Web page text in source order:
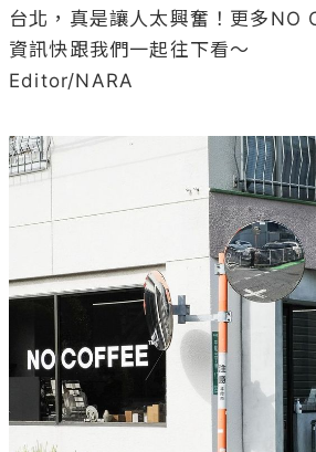
台北，真是讓人太興奮！更多NO
資訊快跟我們一起往下看～
Editor/NARA